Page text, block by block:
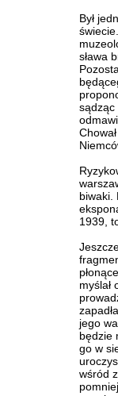
Był
sława
sądząc
biwaki.
1939,
myślał
jego
będzie
go w
wśród